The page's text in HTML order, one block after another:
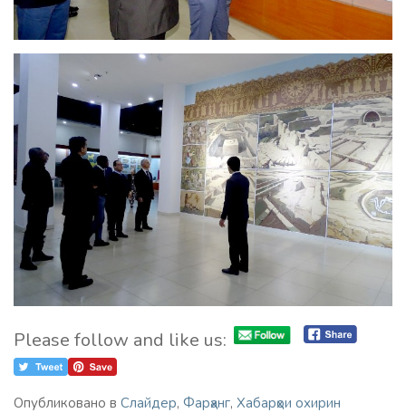
Please follow and like us:
Опубликовано в Слайдер, Фарҳанг, Хабарҳои охирин